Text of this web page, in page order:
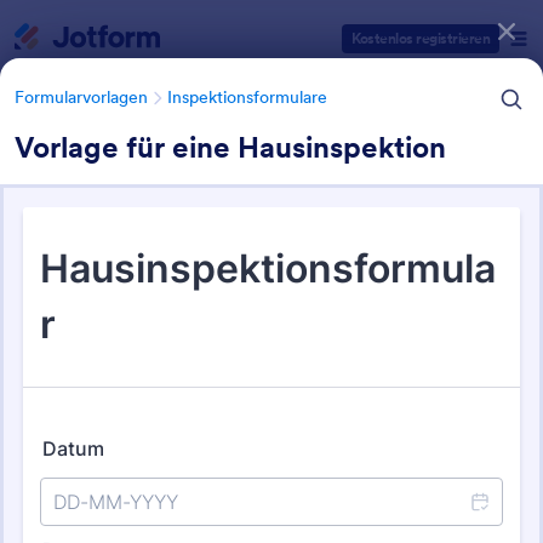
Kostenlos registrieren
Formularvorlagen Inspektionsformulare
Vorlage für eine Hausinspektion
Formularvorlagen Inspektionsformulare
Formulare für
16 Vorlagen
Formularvorlagen Kategorien